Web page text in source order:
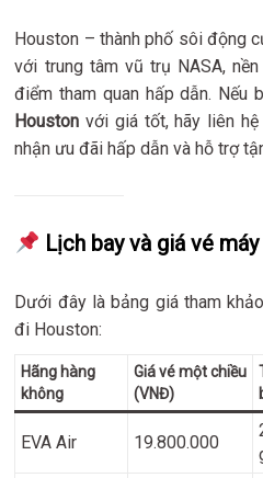
Houston – thành phố sôi động
với trung tâm vũ trụ NASA,
điểm tham quan hấp dẫn. Nếu
Houston với giá tốt, hãy liên
nhận ưu đãi hấp dẫn và hỗ trợ
Lịch bay và giá vé
Dưới đây là bảng giá tham
đi Houston:
Hãng hàng
không
Giá vé một chiều
(VNĐ)
EVA Air 19.800.000